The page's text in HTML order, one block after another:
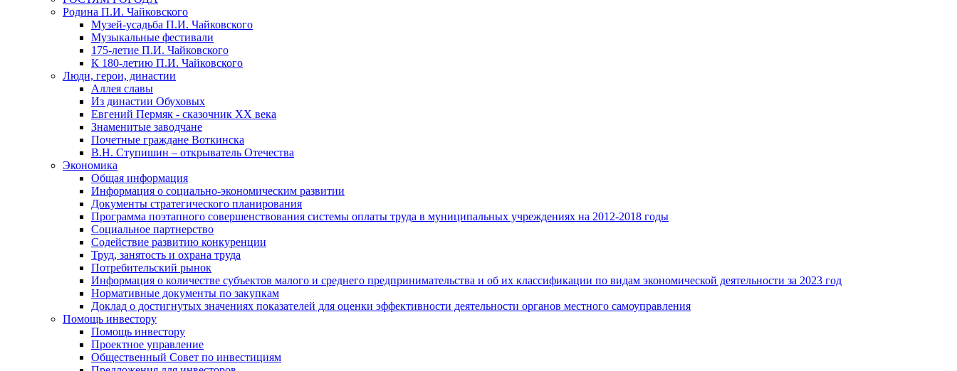
Родина П.И. Чайковского
Музей-усадьба П.И. Чайковского
Музыкальные фестивали
175-летие П.И. Чайковского
К 180-летию П.И. Чайковского
Люди, герои, династии
Аллея славы
Из династии Обуховых
Евгений Пермяк - сказочник XX века
Знаменитые заводчане
Почетные граждане Воткинска
В.Н. Ступишин – открыватель Отечества
Экономика
Общая информация
Информация о социально-экономическим развитии
Документы стратегического планирования
Программа поэтапного совершенствования системы оплаты труда в муниципальных учреждениях на 2012-2018 годы
Социальное партнерство
Содействие развитию конкуренции
Труд, занятость и охрана труда
Потребительский рынок
Информация о количестве субъектов малого и среднего предпринимательства и об их классификации по видам экономической деятельности за 2023 год
Нормативные документы по закупкам
Доклад о достигнутых значениях показателей для оценки эффективности деятельности органов местного самоуправления
Помощь инвестору
Помощь инвестору
Проектное управление
Общественный Совет по инвестициям